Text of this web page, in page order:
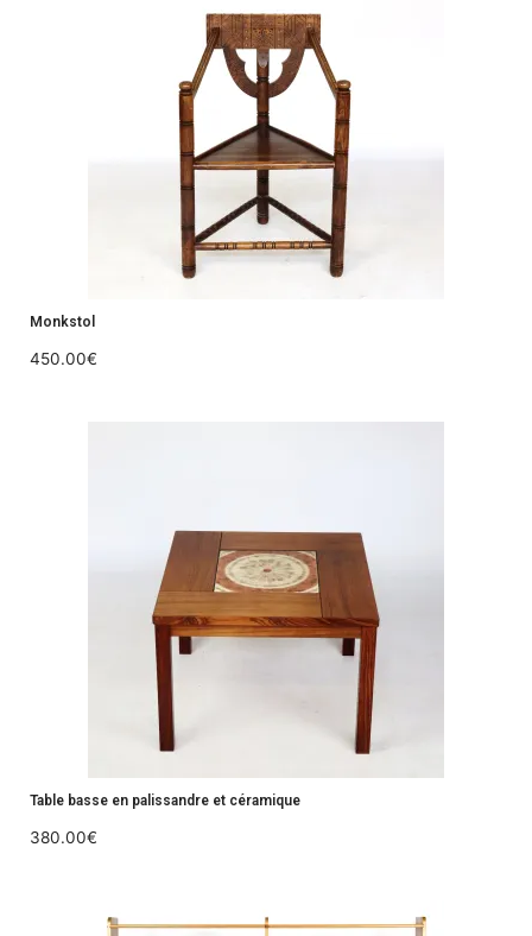
Monkstol
450.00€
Table basse en palissandre et céramique
380.00€